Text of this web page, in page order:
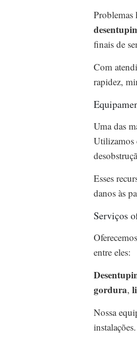
Problemas
finais de
Com
rapidez,
Uma das
Utilizamos
Esses
danos às
Serviços
entre eles:
gordura,
Nossa
instalações.